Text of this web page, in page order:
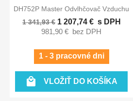
Rýchly náhľad
DH752P Master Odvlhčovač Vzduchu
1 341,93 € 1 207,74 € s DPH
981,90 € bez DPH
1 - 3 pracovné dni
 VLOŽIŤ DO KOŠÍKA